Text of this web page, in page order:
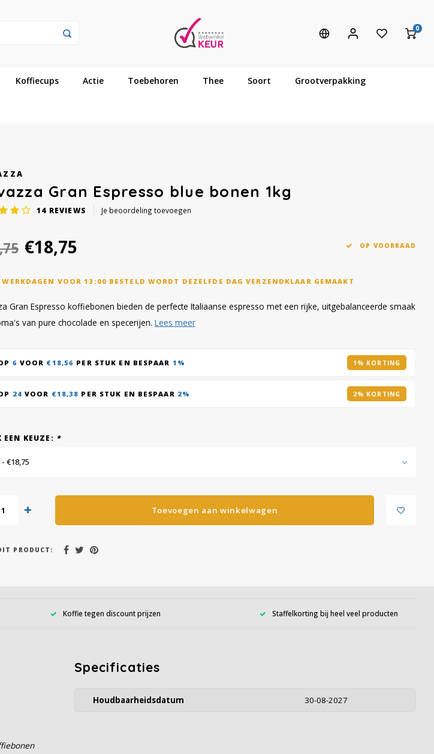
0
Koffiecups Actie Toebehoren Thee Soort Grootverpakking
Gran Espresso blue bonen 1kg
14 REVIEWS Je beoordeling toevoegen
€18,75 OP VOORRAAD
WERKDAGEN VOOR 13:00 BESTELD WORDT DEZELFDE DAG VERZENDKLAAR GEMAAKT
Gran Espresso koffiebonen bieden de perfecte Italiaanse espresso met een rijke, uitgebalanceerde smaak
van pure chocolade en specerijen. Lees meer
6 VOOR €18,56 PER STUK EN BESPAAR 1% 1% KORTING
24 VOOR €18,38 PER STUK EN BESPAAR 2% 2% KORTING
EEN KEUZE: *
€18,75
Toevoegen aan winkelwagen
PRODUCT:
Koffie tegen discount prijzen Staffelkorting bij heel veel producten
Specificaties
Houdbaarheidsdatum 30-08-2027